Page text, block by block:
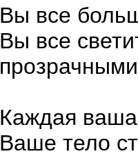
Вы все
Вы все
Каждая ваша
Ваше тело